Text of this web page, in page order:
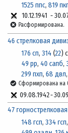
1525 ппс, 819 пкг
10.12.1941 -
Расформирована.
46 стрелковая
176 сп, 314 (22)
49 рр, 40 сапб,
299 пхп, 68 двл,
Сформирована на
09.08.1942-
47
148 гсп, 334 гсп,